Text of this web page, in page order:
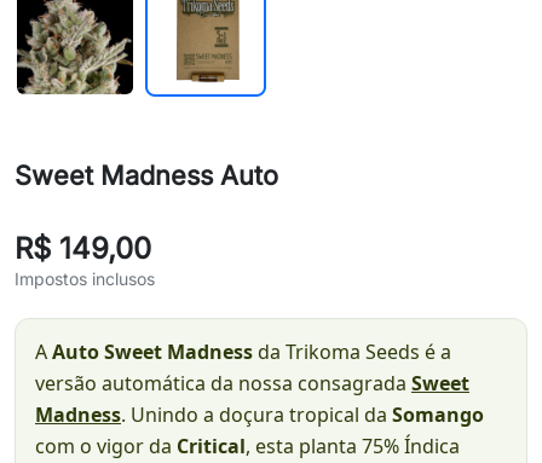
Sweet Madness Auto
R$ 149,00
Impostos inclusos
AAuto Sweet Madnessda Trikoma Seeds é a
versão automática da nossa consagrada Sweet
Madness. Unindo a doçura tropical da Somango
com o vigor da Critical, esta planta 75% Índica